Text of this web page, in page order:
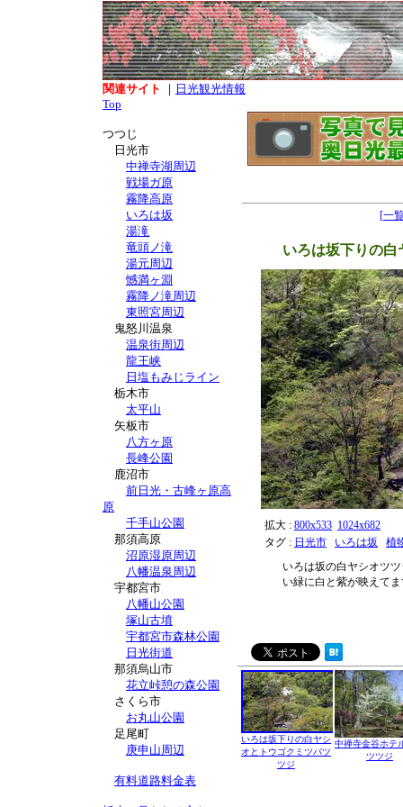
関連サイト ｜ 日光観光情報
Top
つつじ
日光市
中禅寺湖周辺
戦場ガ原
霧降高原
いろは坂
湯滝
竜頭ノ滝
湯元周辺
憾満ヶ淵
霧降ノ滝周辺
東照宮周辺
鬼怒川温泉
温泉街周辺
龍王峡
日塩もみじライン
栃木市
太平山
矢板市
八方ヶ原
長峰公園
鹿沼市
前日光・古峰ヶ原高
原
千手山公園
那須高原
沼原湿原周辺
八幡温泉周辺
宇都宮市
八幡山公園
塚山古墳
宇都宮市森林公園
日光街道
那須烏山市
花立峠憩の森公園
さくら市
お丸山公園
足尾町
庚申山周辺
有料道路料金表
[一
いろは坂下りの
拡大 : 800x533 1024x682
タグ : 日光市 いろは坂
植
いろは坂の白ヤシオツ
い緑に白と紫が映えて
いろは坂下りの白ヤシ
オとトウゴクミツバツ
ツジ
中禅寺金谷ホテ
ツツジ